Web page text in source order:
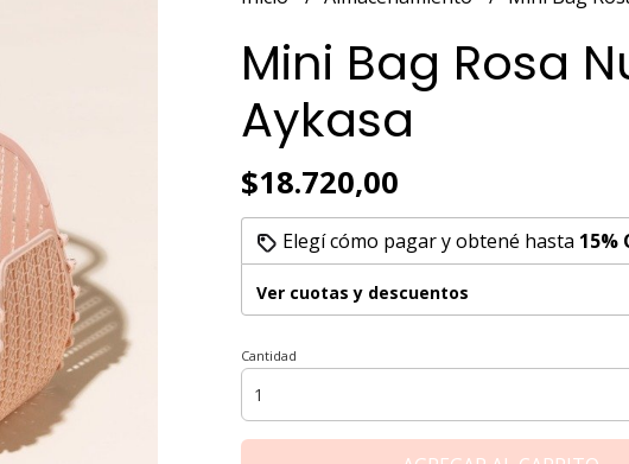
Mini Bag Rosa
Aykasa
$18.720,00
Elegí cómo pagar y obtené hasta 15%
Ver cuotas y descuentos
Cantidad